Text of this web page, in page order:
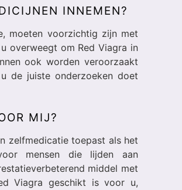
INNEMEN?
moeten voorzichtig zijn met
overweegt om Red Viagra in
ook worden veroorzaakt
de juiste onderzoeken doet
MIJ?
zelfmedicatie toepast als het
mensen die lijden aan
middel met
Viagra geschikt is voor u,